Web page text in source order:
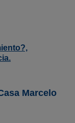
Marcelo